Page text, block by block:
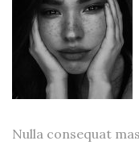
Nulla consequat